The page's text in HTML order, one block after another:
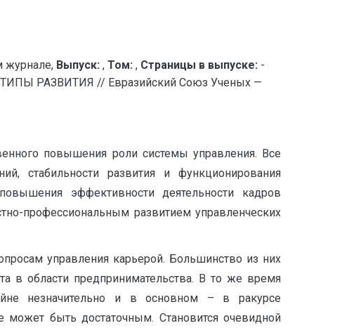
журнале, Выпуск: , Том: , Страницы в выпуске: -
РАЗВИТИЯ // Евразийский Союз Ученых —
повышения роли системы управления. Все
стабильности развития и функционирования
эффективности деятельности кадров
профессиональным развитием управленческих
управления карьерой. Большинство из них
в области предпринимательства. В то же время
незначительно и в основном – в ракурсе
может быть достаточным. Становится очевидной